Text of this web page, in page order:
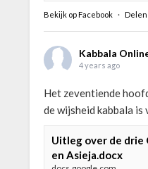
Bekijk op Facebook · Delen
Kabbala
4 years ago
Het zeventiende
de wijsheid kabbala
Uitleg over de drie
en Asieja.docx